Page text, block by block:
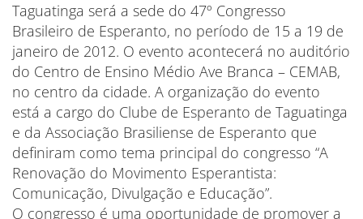
Taguatinga será a sede do 47º Congresso
Brasileiro de Esperanto, no período de 15 a 19 de
janeiro de 2012. O evento acontecerá no auditório
do Centro de Ensino Médio Ave Branca – CEMAB,
no centro da cidade. A organização do evento
está a cargo do Clube de Esperanto de Taguatinga
e da Associação Brasiliense de Esperanto que
definiram como tema principal do congresso “A
Renovação do Movimento Esperantista:
Comunicação, Divulgação e Educação”.
O congresso é uma oportunidade de promover a